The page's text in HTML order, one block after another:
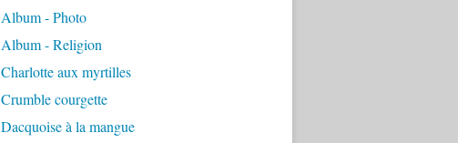
Album - Photo
Album - Religion
Charlotte aux myrtilles
Crumble courgette
Dacquoise à la mangue